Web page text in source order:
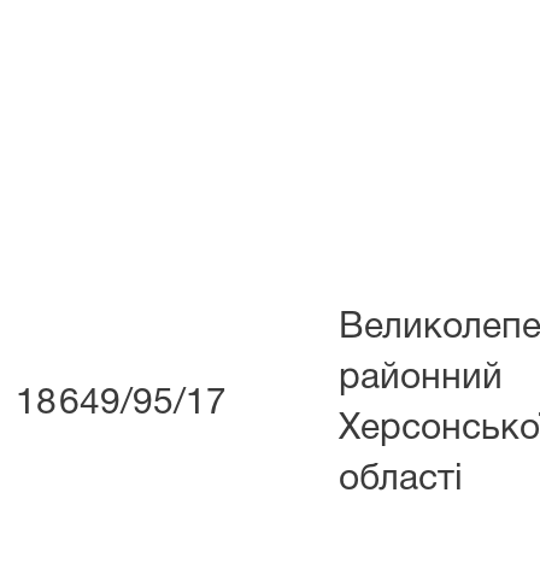
18649/95/17
області